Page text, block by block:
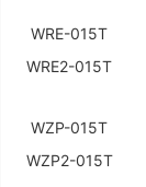
WRE-015T
WRE2-015T
WZP-015T
WZP2-015T